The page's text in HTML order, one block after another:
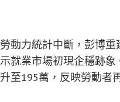
動力統計中斷，彭博
就業市場初現企穩跡象
至195萬，反映勞動者